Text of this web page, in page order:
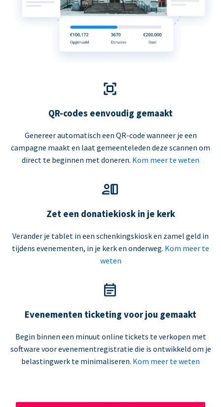
QR-codes eenvoudig gemaakt
Genereer automatisch een QR-code wanneer je een
campagne maakt en laat gemeenteleden deze scannen om
direct te beginnen met doneren. Kom meer te weten
Zet een donatiekiosk in je kerk
Verander je tablet in een schenkingskiosk en zamel geld in
tijdens evenementen, in je kerk en onderweg. Kom meer te
weten
Evenementen ticketing voor jou gemaakt
Begin binnen een minuut online tickets te verkopen met
software voor evenementregistratie die is ontwikkeld om je
belastingwerk te minimaliseren. Kom meer te weten